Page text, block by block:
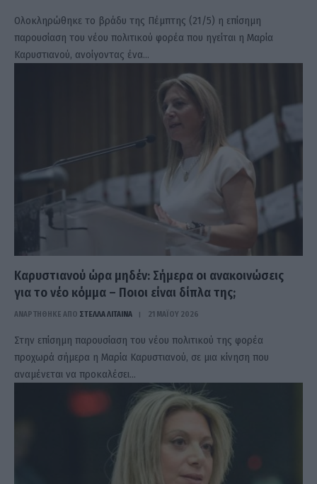
Ολοκληρώθηκε το βράδυ της Πέμπτης (21/5) η επίσημη
παρουσίαση του νέου πολιτικού φορέα που ηγείται η Μαρία
Καρυστιανού, ανοίγοντας ένα…
Καρυστιανού ώρα μηδέν: Σήμερα οι ανακοινώσεις
για το νέο κόμμα – Ποιοι είναι δίπλα της;
ΑΝΑΡΤΗΘΗΚΕ ΑΠΟ ΣΤΈΛΛΑ ΛΊΤΑΙΝΑ 21 ΜΑΪ́ΟΥ 2026
Στην επίσημη παρουσίαση του νέου πολιτικού της φορέα
προχωρά σήμερα η Μαρία Καρυστιανού, σε μια κίνηση που
αναμένεται να προκαλέσει…